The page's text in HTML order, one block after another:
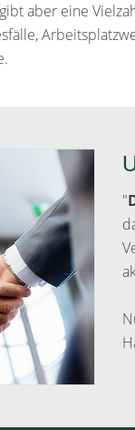
aber eine
"